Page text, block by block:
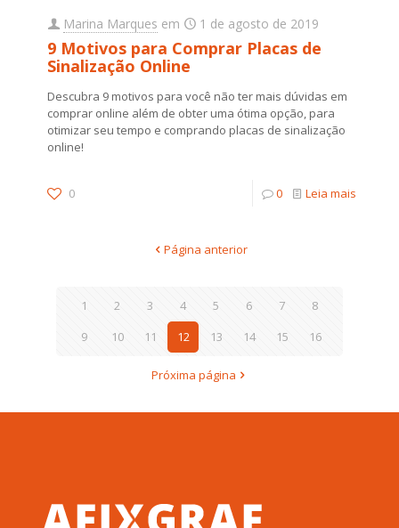
Marina Marques em 1 de agosto de 2019
9 Motivos para Comprar Placas de
Sinalização Online
Descubra 9 motivos para você não ter mais dúvidas em
comprar online além de obter uma ótima opção, para
otimizar seu tempo e comprando placas de sinalização
online!
0 0 Leia mais
Página anterior
1 2 3 4 5 6 7
8
9
10 11 12 13 14 15 16
Próxima página